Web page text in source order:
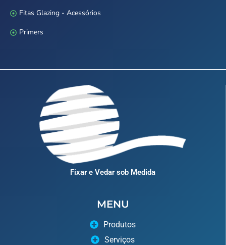
Fitas Glazing - Acessórios
Primers
Fixar e Vedar sob Medida
MENU
Produtos
Serviços